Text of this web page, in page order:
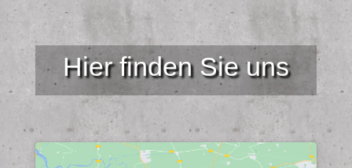
Hier finden Sie uns